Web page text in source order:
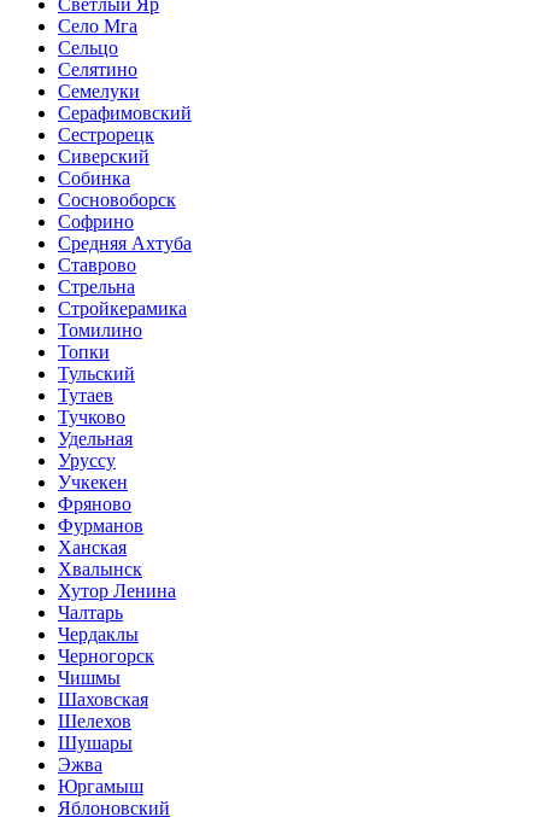
Село Мга
Сельцо
Селятино
Семелуки
Серафимовский
Сестрорецк
Сиверский
Собинка
Сосновоборск
Софрино
Средняя Ахтуба
Ставрово
Стрельна
Стройкерамика
Томилино
Топки
Тульский
Тутаев
Тучково
Удельная
Уруссу
Учкекен
Фряново
Фурманов
Ханская
Хвалынск
Хутор Ленина
Чалтарь
Чердаклы
Черногорск
Чишмы
Шаховская
Шелехов
Шушары
Эжва
Юргамыш
Яблоновский